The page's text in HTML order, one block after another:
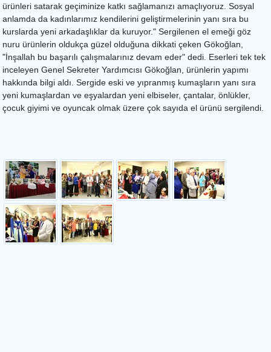
ürünleri satarak geçiminize katkı sağlamanızı amaçlıyoruz. Sosyal
anlamda da kadınlarımız kendilerini geliştirmelerinin yanı sıra bu
kurslarda yeni arkadaşlıklar da kuruyor." Sergilenen el emeği göz
nuru ürünlerin oldukça güzel olduğuna dikkati çeken Gökoğlan,
"İnşallah bu başarılı çalışmalarınız devam eder" dedi. Eserleri tek tek
inceleyen Genel Sekreter Yardımcısı Gökoğlan, ürünlerin yapımı
hakkında bilgi aldı. Sergide eski ve yıpranmış kumaşların yanı sıra
yeni kumaşlardan ve eşyalardan yeni elbiseler, çantalar, önlükler,
çocuk giyimi ve oyuncak olmak üzere çok sayıda el ürünü sergilendi.